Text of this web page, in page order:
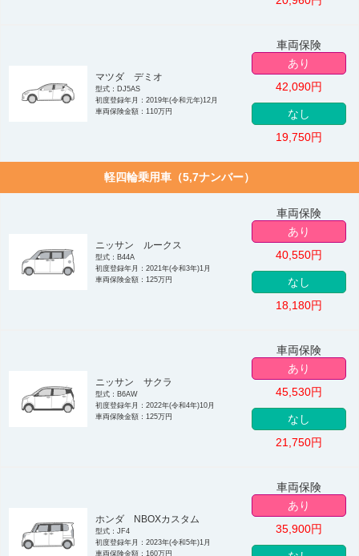
マツダ デミオ
型式：DJ5AS
初度登録年月：2019年(令和元年)12月
車両保険金額：110万円
車両保険
あり
42,090円
なし
19,750円
軽四輪乗用車（5,7ナンバー）
ニッサン ルークス
型式：B44A
初度登録年月：2021年(令和3年)1月
車両保険金額：125万円
車両保険
あり
40,550円
なし
18,180円
ニッサン サクラ
型式：B6AW
初度登録年月：2022年(令和4年)10月
車両保険金額：125万円
車両保険
あり
45,530円
なし
21,750円
ホンダ NBOXカスタム
型式：JF4
初度登録年月：2023年(令和5年)1月
車両保険金額：160万円
車両保険
あり
35,900円